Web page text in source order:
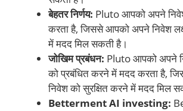
बेहतर निर्णय: Pluto आपको अपने
करता है, जिससे आपको अपने निवेश
में मदद मिल सकती है।
जोखिम प्रबंधन: Pluto आपको अपने
को प्रबंधित करने में मदद करता है,
निवेश को सुरक्षित करने में मदद मिल
Betterment AI investing: